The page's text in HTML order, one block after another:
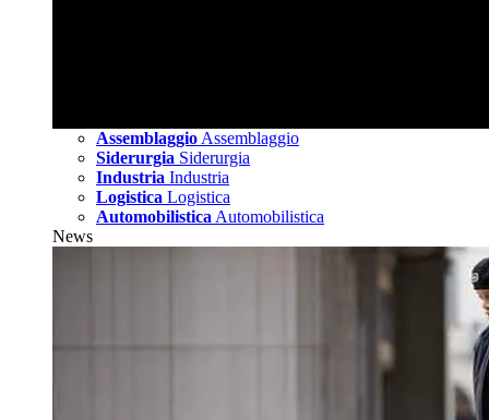
Assemblaggio Assemblaggio
Siderurgia Siderurgia
Industria Industria
Logistica Logistica
Automobilistica Automobilistica
News